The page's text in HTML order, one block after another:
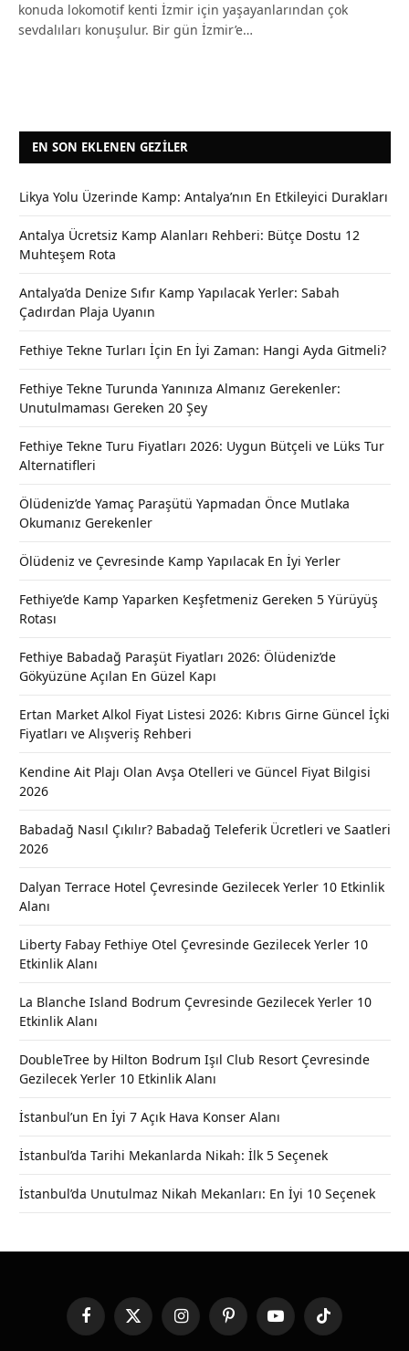
konuda lokomotif kenti İzmir için yaşayanlarından çok
sevdalıları konuşulur. Bir gün İzmir’e…
EN SON EKLENEN GEZILER
Likya Yolu Üzerinde Kamp: Antalya’nın En Etkileyici Durakları
Antalya Ücretsiz Kamp Alanları Rehberi: Bütçe Dostu 12
Muhteşem Rota
Antalya’da Denize Sıfır Kamp Yapılacak Yerler: Sabah
Çadırdan Plaja Uyanın
Fethiye Tekne Turları İçin En İyi Zaman: Hangi Ayda Gitmeli?
Fethiye Tekne Turunda Yanınıza Almanız Gerekenler:
Unutulmaması Gereken 20 Şey
Fethiye Tekne Turu Fiyatları 2026: Uygun Bütçeli ve Lüks Tur
Alternatifleri
Ölüdeniz’de Yamaç Paraşütü Yapmadan Önce Mutlaka
Okumanız Gerekenler
Ölüdeniz ve Çevresinde Kamp Yapılacak En İyi Yerler
Fethiye’de Kamp Yaparken Keşfetmeniz Gereken 5 Yürüyüş
Rotası
Fethiye Babadağ Paraşüt Fiyatları 2026: Ölüdeniz’de
Gökyüzüne Açılan En Güzel Kapı
Ertan Market Alkol Fiyat Listesi 2026: Kıbrıs Girne Güncel İçki
Fiyatları ve Alışveriş Rehberi
Kendine Ait Plajı Olan Avşa Otelleri ve Güncel Fiyat Bilgisi
2026
Babadağ Nasıl Çıkılır? Babadağ Teleferik Ücretleri ve Saatleri
2026
Dalyan Terrace Hotel Çevresinde Gezilecek Yerler 10 Etkinlik
Alanı
Liberty Fabay Fethiye Otel Çevresinde Gezilecek Yerler 10
Etkinlik Alanı
La Blanche Island Bodrum Çevresinde Gezilecek Yerler 10
Etkinlik Alanı
DoubleTree by Hilton Bodrum Işıl Club Resort Çevresinde
Gezilecek Yerler 10 Etkinlik Alanı
İstanbul’un En İyi 7 Açık Hava Konser Alanı
İstanbul’da Tarihi Mekanlarda Nikah: İlk 5 Seçenek
İstanbul’da Unutulmaz Nikah Mekanları: En İyi 10 Seçenek
FacebookX
(Twitter)
InstagramPinterestYouTubeTikTok